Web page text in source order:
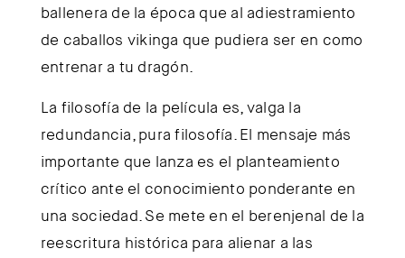
ballenera de la época que al adiestramiento
de caballos vikinga que pudiera ser en como
entrenar a tu dragón.
La filosofía de la película es, valga la
redundancia, pura filosofía. El mensaje más
importante que lanza es el planteamiento
crítico ante el conocimiento ponderante en
una sociedad. Se mete en el berenjenal de la
reescritura histórica para alienar a las